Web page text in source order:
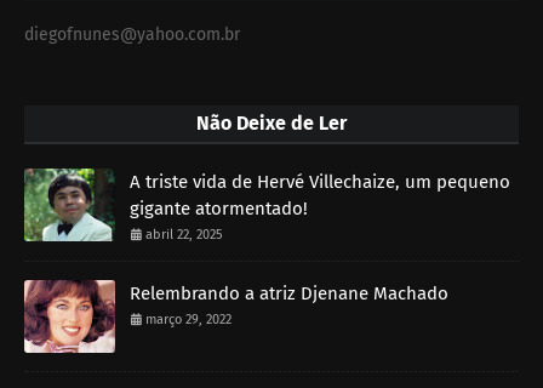
diegofnunes@yahoo.com.br
Não Deixe de Ler
A triste vida de Hervé Villechaize, um pequeno
gigante atormentado!
abril 22, 2025
Relembrando a atriz Djenane Machado
março 29, 2022